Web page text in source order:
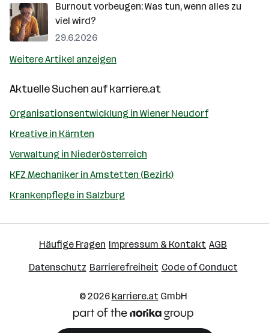
Burnout vorbeugen: Was tun, wenn alles zu
viel wird?
29.6.2026
Weitere Artikel anzeigen
Aktuelle Suchen aufkarriere.at
Organisationsentwicklung in Wiener Neudorf
Kreative in Kärnten
Verwaltung in Niederösterreich
KFZ Mechaniker in Amstetten (Bezirk)
Krankenpflege in Salzburg
Häufige Fragen Impressum & Kontakt AGB
Datenschutz Barrierefreiheit Code of Conduct
© 2026 karriere.atGmbH